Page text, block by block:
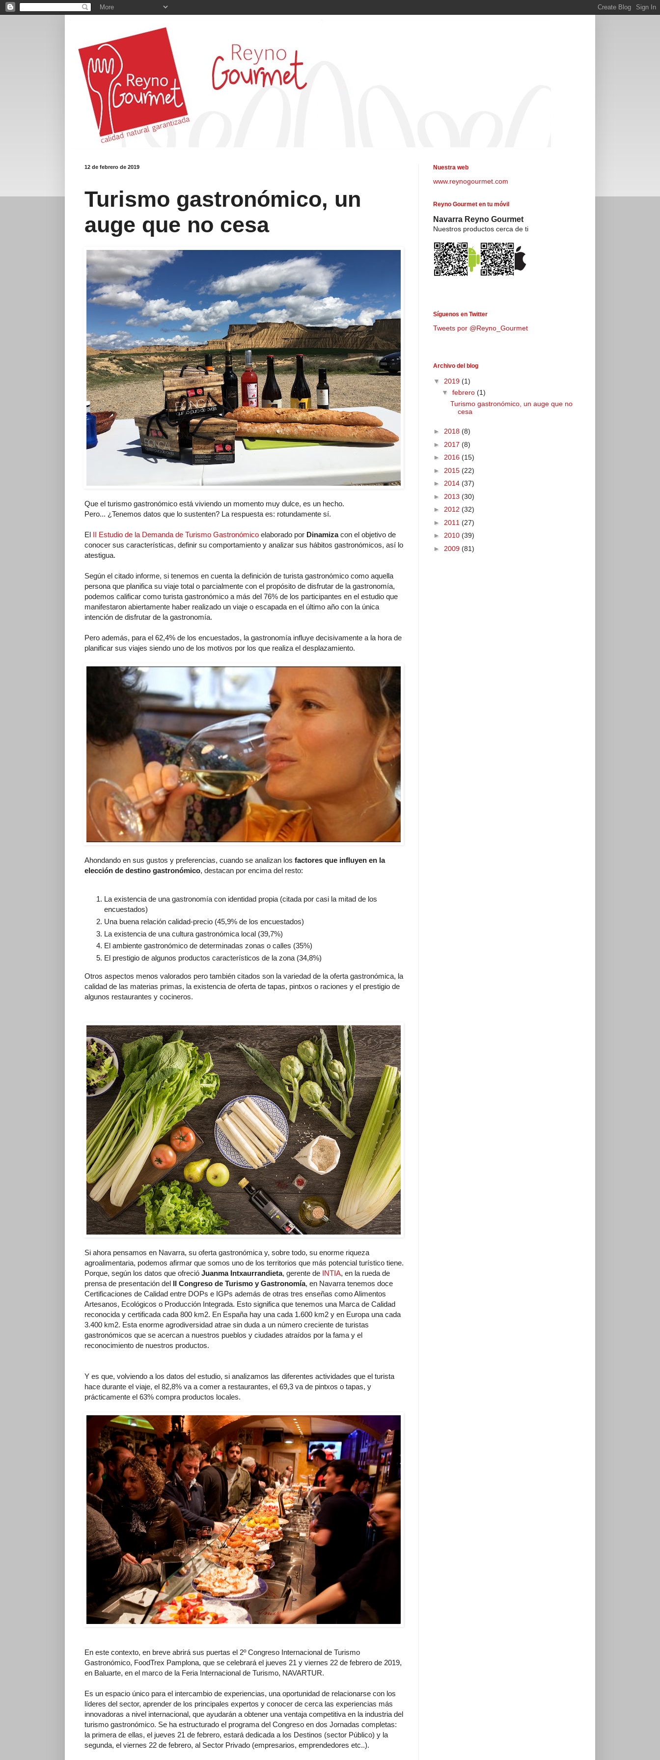
12 de febrero de 2019
Turismo gastronómico, un
auge que no cesa
Que el turismo gastronómico está viviendo un momento muy dulce, es un hecho.
Pero... ¿Tenemos datos que lo sustenten? La respuesta es: rotundamente sí.
El II Estudio de la Demanda de Turismo Gastronómico elaborado por Dinamizacon el objetivo de
conocer sus características, definir su comportamiento y analizar sus hábitos gastronómicos, así lo
atestigua.
Según el citado informe, si tenemos en cuenta la definición de turista gastronómico como aquella
persona que planifica su viaje total o parcialmente con el propósito de disfrutar de la gastronomía,
podemos calificar como turista gastronómico a más del 76% de los participantes en el estudio que
manifestaron abiertamente haber realizado un viaje o escapada en el último año con la única
intención de disfrutar de la gastronomía.
Pero además, para el 62,4% de los encuestados, la gastronomía influye decisivamente a la hora de
planificar sus viajes siendo uno de los motivos por los que realiza el desplazamiento.
Ahondando en sus gustos y preferencias, cuando se analizan los factores que influyen en la
elección de destino gastronómico, destacan por encima del resto:
La existencia de una gastronomía con identidad propia (citada por casi la mitad de los
encuestados)
Una buena relación calidad-precio (45,9% de los encuestados)
La existencia de una cultura gastronómica local (39,7%)
El ambiente gastronómico de determinadas zonas o calles (35%)
El prestigio de algunos productos característicos de la zona (34,8%)
Otros aspectos menos valorados pero también citados son la variedad de la oferta gastronómica, la
calidad de las materias primas, la existencia de oferta de tapas, pintxos o raciones y el prestigio de
algunos restaurantes y cocineros.
Si ahora pensamos en Navarra, su oferta gastronómica y, sobre todo, su enorme riqueza
agroalimentaria, podemos afirmar que somos uno de los territorios que más potencial turístico tiene.
Porque, según los datos que ofreció Juanma Intxaurrandieta, gerente de INTIA, en la rueda de
prensa de presentación del II Congreso de Turismo y Gastronomía, en Navarra tenemos doce
Certificaciones de Calidad entre DOPs e IGPs además de otras tres enseñas como Alimentos
Artesanos, Ecológicos o Producción Integrada. Esto significa que tenemos una Marca de Calidad
reconocida y certificada cada 800 km2. En España hay una cada 1.600 km2 y en Europa una cada
3.400 km2. Esta enorme agrodiversidad atrae sin duda a un número creciente de turistas
gastronómicos que se acercan a nuestros pueblos y ciudades atraídos por la fama y el
reconocimiento de nuestros productos.
Y es que, volviendo a los datos del estudio, si analizamos las diferentes actividades que el turista
hace durante el viaje, el 82,8% va a comer a restaurantes, el 69,3 va de pintxos o tapas, y
prácticamente el 63% compra productos locales.
En este contexto, en breve abrirá sus puertas el 2º Congreso Internacional de Turismo
Gastronómico, FoodTrex Pamplona, que se celebrará el jueves 21 y viernes 22 de febrero de 2019,
en Baluarte, en el marco de la Feria Internacional de Turismo, NAVARTUR.
Es un espacio único para el intercambio de experiencias, una oportunidad de relacionarse con los
líderes del sector, aprender de los principales expertos y conocer de cerca las experiencias más
innovadoras a nivel internacional, que ayudarán a obtener una ventaja competitiva en la industria del
turismo gastronómico. Se ha estructurado el programa del Congreso en dos Jornadas completas:
la primera de ellas, el jueves 21 de febrero, estará dedicada a los Destinos (sector Público) y la
segunda, el viernes 22 de febrero, al Sector Privado (empresarios, emprendedores etc..).
Nuestra web
www.reynogourmet.com
Reyno Gourmet en tu móvil
Navarra Reyno Gourmet
Nuestros productos cerca de ti
Síguenos en Twitter
Tweets por @Reyno_Gourmet
Archivo del blog
▼ 2019 (1)
▼ febrero (1)
Turismo gastronómico, un auge que no
cesa
► 2018 (8)
► 2017 (8)
► 2016 (15)
► 2015 (22)
► 2014 (37)
► 2013 (30)
► 2012 (32)
► 2011 (27)
► 2010 (39)
► 2009 (81)